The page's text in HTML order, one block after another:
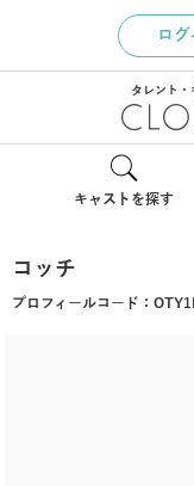
ログ
タレント・
キャストを探す
コッチ
プロフィールコード：